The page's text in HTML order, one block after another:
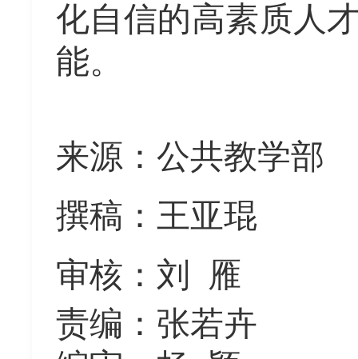
化自信的高素质人
能。
来源：公共教学部
撰稿：王亚琨
审核：刘
雁
责编：张若卉